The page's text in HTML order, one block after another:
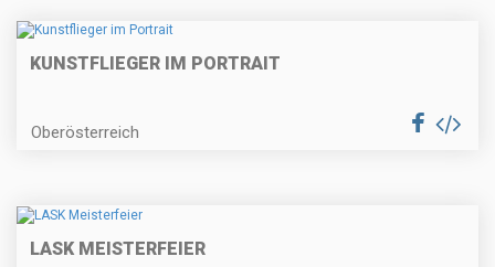
KUNSTFLIEGER IM PORTRAIT
Oberösterreich
LASK MEISTERFEIER